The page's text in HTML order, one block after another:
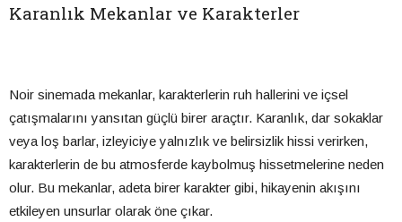
Karanlık Mekanlar ve Karakterler
Noir sinemada mekanlar, karakterlerin ruh hallerini ve içsel
çatışmalarını yansıtan güçlü birer araçtır. Karanlık, dar sokaklar
veya loş barlar, izleyiciye yalnızlık ve belirsizlik hissi verirken,
karakterlerin de bu atmosferde kaybolmuş hissetmelerine neden
olur. Bu mekanlar, adeta birer karakter gibi, hikayenin akışını
etkileyen unsurlar olarak öne çıkar.